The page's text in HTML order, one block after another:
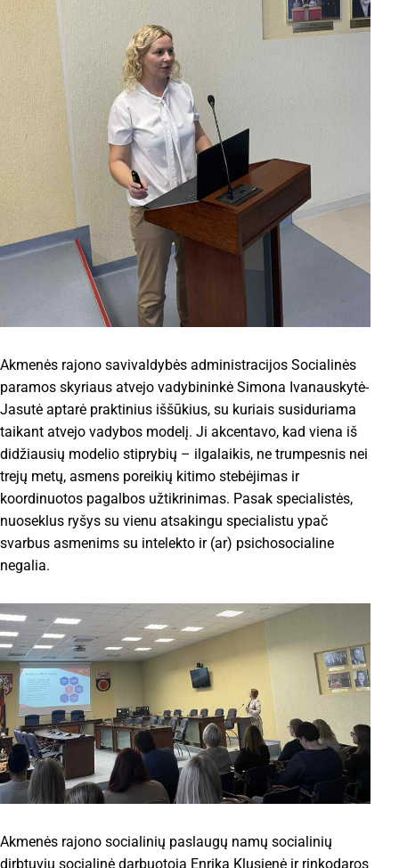
Akmenės rajono savivaldybės administracijos Socialinės
paramos skyriaus atvejo vadybininkė Simona Ivanauskytė-
Jasutė aptarė praktinius iššūkius, su kuriais susiduriama
taikant atvejo vadybos modelį. Ji akcentavo, kad viena iš
didžiausių modelio stiprybių – ilgalaikis, ne trumpesnis nei
trejų metų, asmens poreikių kitimo stebėjimas ir
koordinuotos pagalbos užtikrinimas. Pasak specialistės,
nuoseklus ryšys su vienu atsakingu specialistu ypač
svarbus asmenims su intelekto ir (ar) psichosocialine
negalia.
Akmenės rajono socialinių paslaugų namų socialinių
dirbtuvių socialinė darbuotoja Enrika Klusienė ir rinkodaros